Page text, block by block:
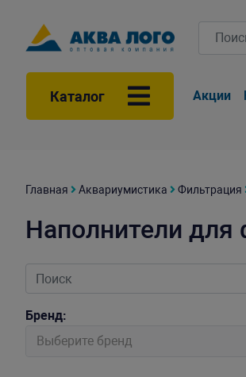
Каталог Акции
Главная Аквариумистика Фильтрация
Наполнители для
Бренд:
Выберите бренд